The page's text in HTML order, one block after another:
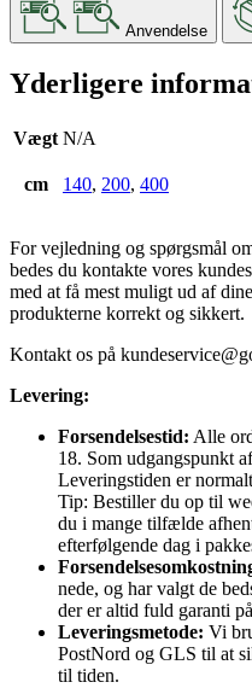
Anvendelse
Yderligere
Vægt N/A
cm 140, 200, 400
For vejledning og spørgsmål
bedes du kontakte vores
med at få mest muligt ud af
produkterne korrekt og sikkert.
Kontakt os på
Levering:
Forsendelsestid: Alle
18. Som udgangspunkt
Leveringstiden er
Tip: Bestiller du op til
du i mange tilfælde
efterfølgende dag i
nede, og har valgt de
der er altid fuld garanti
Leveringsmetode: Vi
PostNord og GLS til at
til tiden.